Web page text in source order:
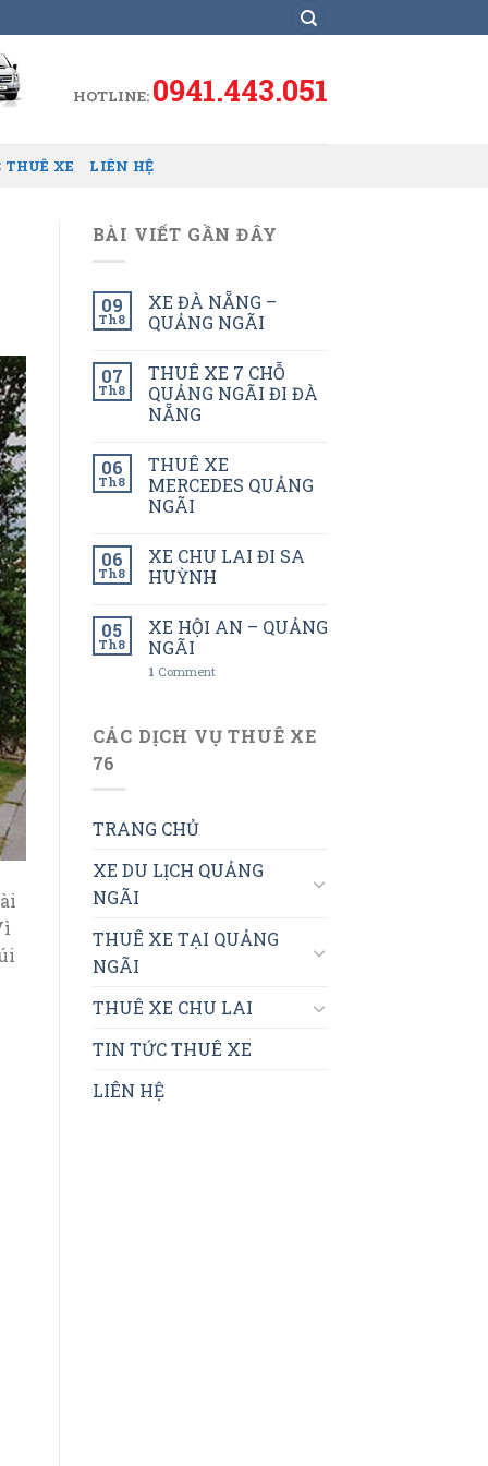
HOTLINE: 0941.443.051
XE LIÊN HỆ
BÀI VIẾT GẦN ĐÂY
09
Th8
XE ĐÀ NẴNG –
QUẢNG NGÃI
07
Th8
THUÊ XE 7 CHỖ
QUẢNG NGÃI ĐI ĐÀ
NẴNG
06
Th8
THUÊ XE
MERCEDES QUẢNG
NGÃI
06
Th8
XE CHU LAI ĐI SA
HUỲNH
05
Th8
XE HỘI AN – QUẢNG
NGÃI
1 Comment
CÁC DỊCH VỤ THUÊ XE
76
TRANG CHỦ
XE DU LỊCH QUẢNG
NGÃI
THUÊ XE TẠI QUẢNG
NGÃI
THUÊ XE CHU LAI
TIN TỨC THUÊ XE
LIÊN HỆ